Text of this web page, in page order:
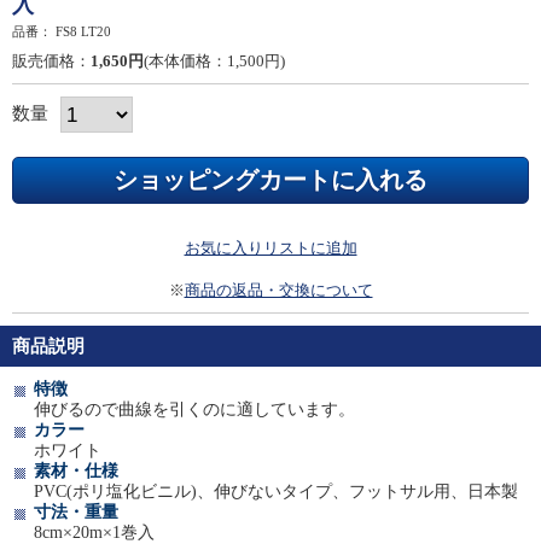
入
品番： FS8 LT20
販売価格： 1,650円(本体価格：1,500円)
数量
お気に入りリストに追加
※商品の返品・交換について
商品説明
特徴
伸びるので曲線を引くのに適しています。
カラー
ホワイト
素材・仕様
PVC(ポリ塩化ビニル)、伸びないタイプ、フットサル用、日本製
寸法・重量
8cm×20m×1巻入